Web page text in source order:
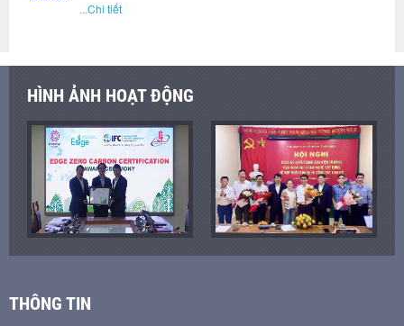
Chi tiết
HÌNH ẢNH HOẠT ĐỘNG
THÔNG TIN